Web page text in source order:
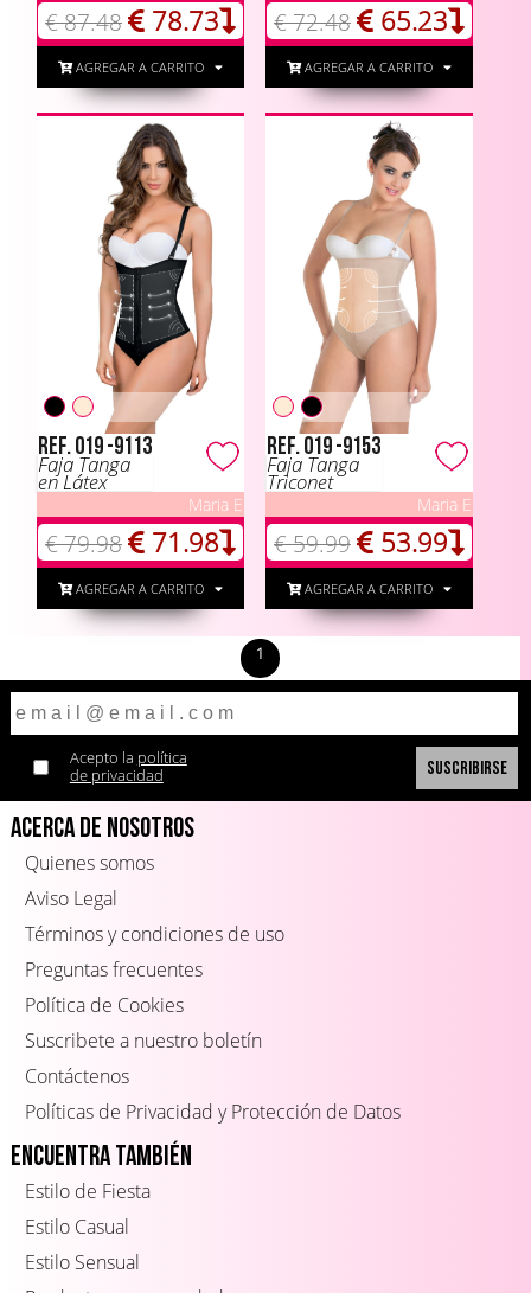
€ 87.48 78.73
AGREGAR A CARRITO
€ 72.48 65.23
AGREGAR A CARRITO
Ref. 019 -9113
Faja Tanga
en Látex
Maria E
€ 79.98 71.98
AGREGAR A CARRITO
Ref. 019 -9153
Faja Tanga
Triconet
Maria E
€ 59.99 53.99
AGREGAR A CARRITO
1
Acepto la política
de privacidad
Acerca de Nosotros
Quienes somos
Aviso Legal
Términos y condiciones de uso
Preguntas frecuentes
Política de Cookies
Suscribete a nuestro boletín
Contáctenos
Políticas de Privacidad y Protección de Datos
Encuentra también
Estilo de Fiesta
Estilo Casual
Estilo Sensual